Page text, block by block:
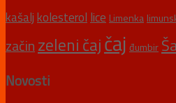
kašaljkolesterol lice Limenka
začin zeleni čajčaj đumbir
Novosti